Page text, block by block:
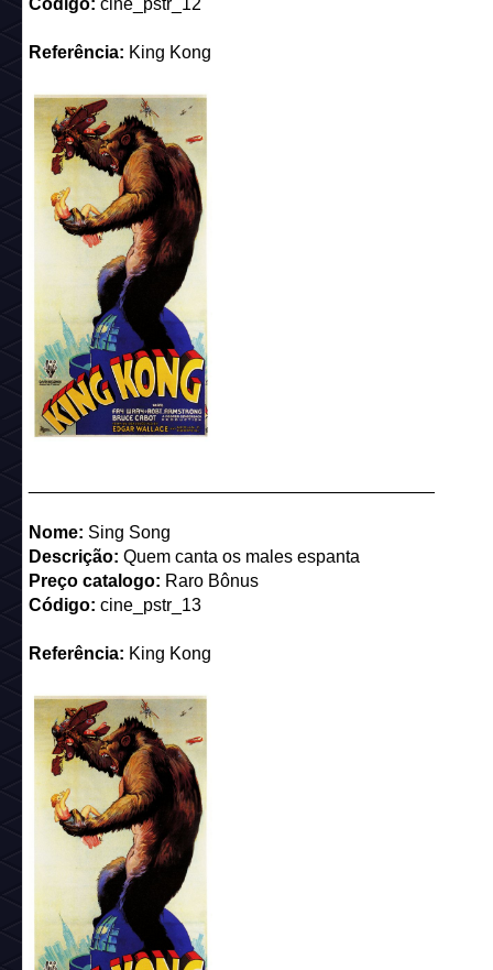
Preço catalogo:25 câmbios (Raro)
Referência:O Grinch
_________________________________________
Nome:Ping Pong
Descrição:É uma criatura pré-histórica jogando ping pong
Preço catalogo:Raro Bônus
cine_pstr_11
Referência:
King Kong
_________________________________________
Nome:Ding Dong
Descrição:Ding, dong, deu
Preço catalogo:25 câmbios (Raro)
cine_pstr_12
Referência:King Kong